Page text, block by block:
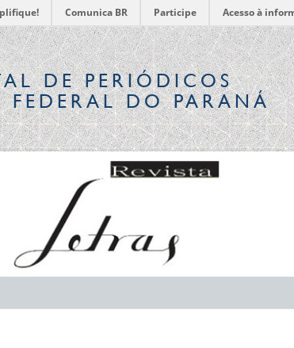
Comunica BR Participe Acesso à
DE PERIÓDICOS
FEDERAL DO PARANÁ